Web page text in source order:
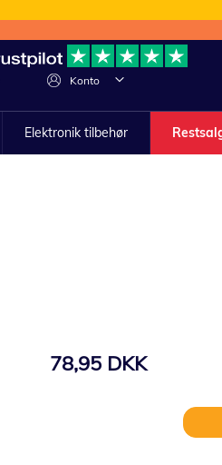
Konto
Lave
Elektronik tilbehør
78,95 DKK